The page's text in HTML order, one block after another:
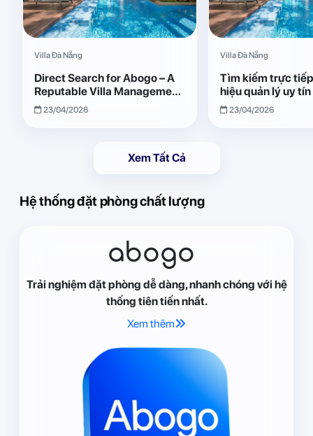
Villa Đà Nẵng
Direct Search for Abogo – A
Reputable Villa Management
Brand with Transparent and
Effective Operations
23/04/2026
Villa Đà Nẵng
Tìm kiếm trực
hiệu quản lý uy
Giải pháp vận
quả, minh bạch
23/04/2026
Xem Tất Cả
Hệ thống đặt phòng chất lượng
abogo
Trải nghiệm đặt phòng dễ dàng, nhanh chóng với hệ
thống tiên tiến nhất.
Xem thêm